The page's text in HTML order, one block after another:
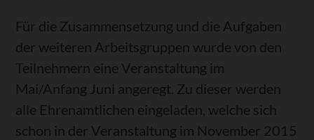
Für die Zusammensetzung und die Aufgaben
der weiteren Arbeitsgruppen wurde von den
Teilnehmern eine Veranstaltung im
Mai/Anfang Juni angeregt. Zu dieser werden
alle Ehrenamtlichen eingeladen, welche sich
schon in der Veranstaltung im November 2015